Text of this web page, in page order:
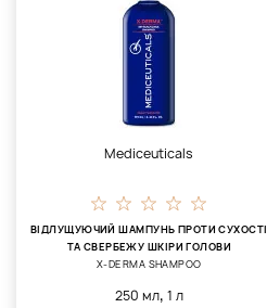
Mediceuticals
ВІДЛУЩУЮЧИЙ ШАМПУНЬ ПРОТИ СУХОСТІ
ТА СВЕРБЕЖУ ШКІРИ ГОЛОВИ
X-DERMA SHAMPOO
250 мл, 1 л